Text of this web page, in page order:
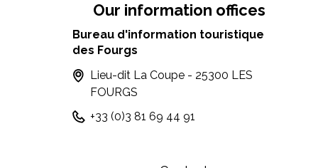
Our information offices
Bureau d'information touristique
des Fourgs
Lieu-dit La Coupe - 25300 LES
FOURGS
+33 (0)3 81 69 44 91